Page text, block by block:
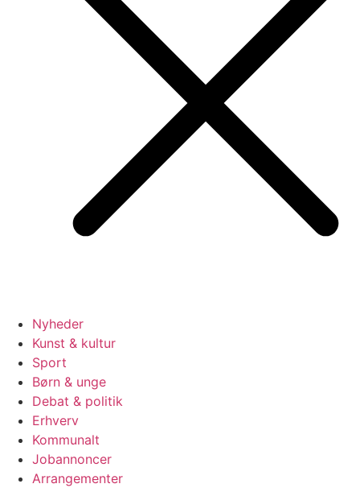
Nyheder
Kunst & kultur
Sport
Børn & unge
Debat & politik
Erhverv
Kommunalt
Jobannoncer
Arrangementer